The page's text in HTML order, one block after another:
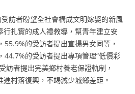
訪者盼望全社會構成文明嫁娶的新風
扎實的成人禮教導，幫青年建立安
55.9%的受訪者提出宣揚男女同等，
44.7%的受訪者提出專項管理“低價彩
訪者提出完美鄉村養老保證軌制，
村落復興，不竭減少城鄉差距。